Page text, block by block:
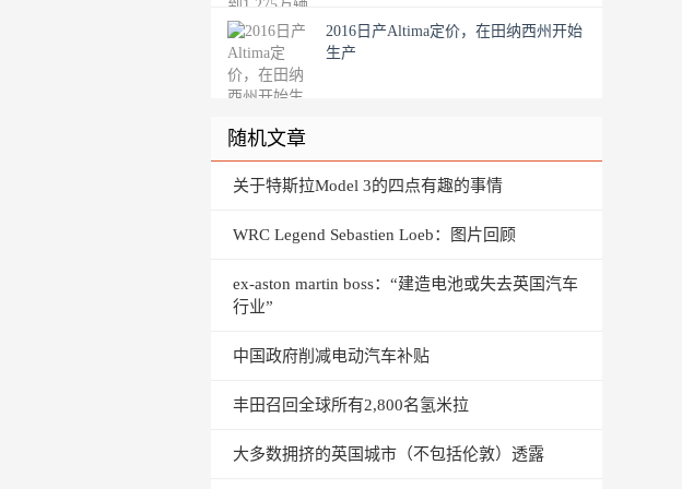
2016日产Altima定价，在田纳西州开始
生产
随机文章
关于特斯拉Model 3的四点有趣的事情
WRC Legend Sebastien Loeb：图片回顾
ex-aston martin boss：“建造电池或失去英国汽车
行业”
中国政府削减电动汽车补贴
丰田召回全球所有2,800名氢米拉
大多数拥挤的英国城市（不包括伦敦）透露